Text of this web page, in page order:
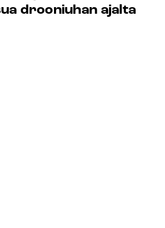
drooniuhan ajalta